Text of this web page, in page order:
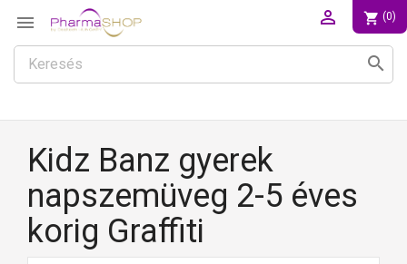
 shopping_cart (0)

search
Kidz Banz gyerek
napszemüveg 2-5 éves
korig Graffiti